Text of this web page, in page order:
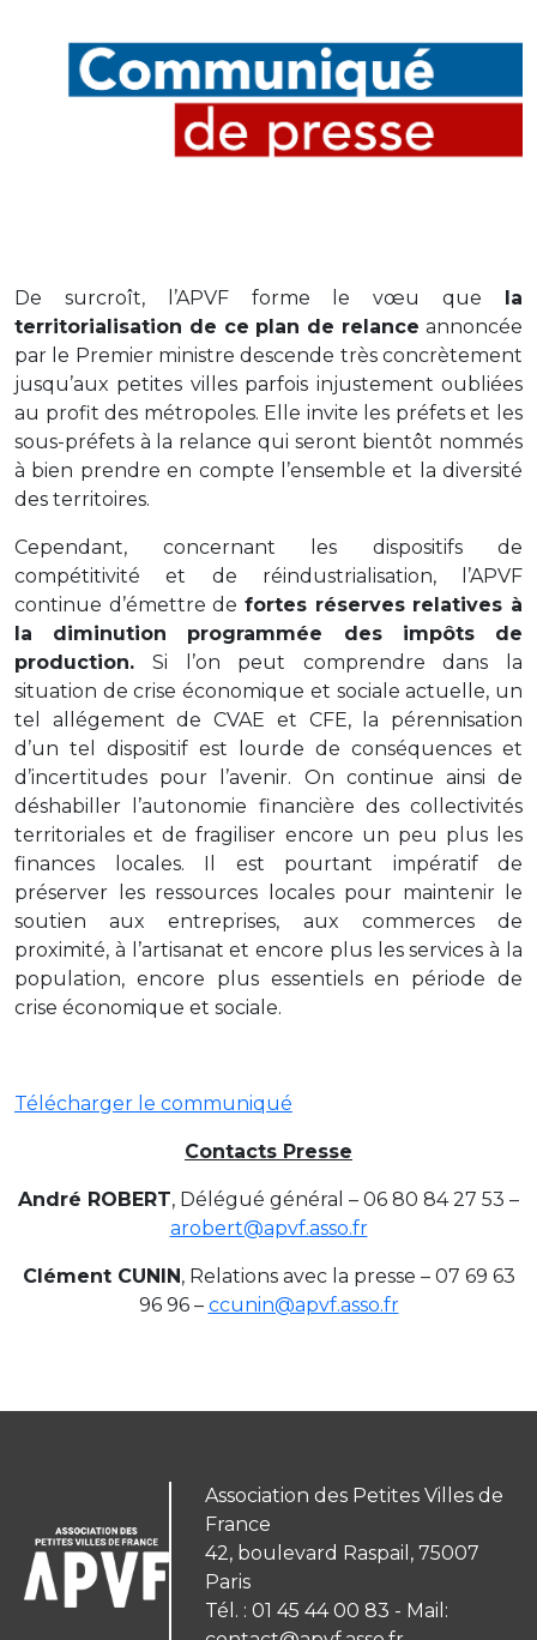
De surcroît, l’APVF forme le vœu que la
territorialisation de ce plan de relance annoncée
par le Premier ministre descende très concrètement
jusqu’aux petites villes parfois injustement oubliées
au profit des métropoles. Elle invite les préfets et les
sous-préfets à la relance qui seront bientôt nommés
à bien prendre en compte l’ensemble et la diversité
des territoires.
Cependant, concernant les dispositifs de
compétitivité et de réindustrialisation, l’APVF
continue d’émettre de fortes réserves relatives à
la diminution programmée des impôts de
production. Si l’on peut comprendre dans la
situation de crise économique et sociale actuelle, un
tel allégement de CVAE et CFE, la pérennisation
d’un tel dispositif est lourde de conséquences et
d’incertitudes pour l’avenir. On continue ainsi de
déshabiller l’autonomie financière des collectivités
territoriales et de fragiliser encore un peu plus les
finances locales. Il est pourtant impératif de
préserver les ressources locales pour maintenir le
soutien aux entreprises, aux commerces de
proximité, à l’artisanat et encore plus les services à la
population, encore plus essentiels en période de
crise économique et sociale.
Télécharger le communiqué
Contacts Presse
André ROBERT, Délégué général – 06 80 84 27 53 –
arobert@apvf.asso.fr
Clément CUNIN, Relations avec la presse – 07 69 63
96 96 – ccunin@apvf.asso.fr
Association des Petites Villes de
France
42, boulevard Raspail, 75007
Paris
Tél. : 01 45 44 00 83 - Mail: